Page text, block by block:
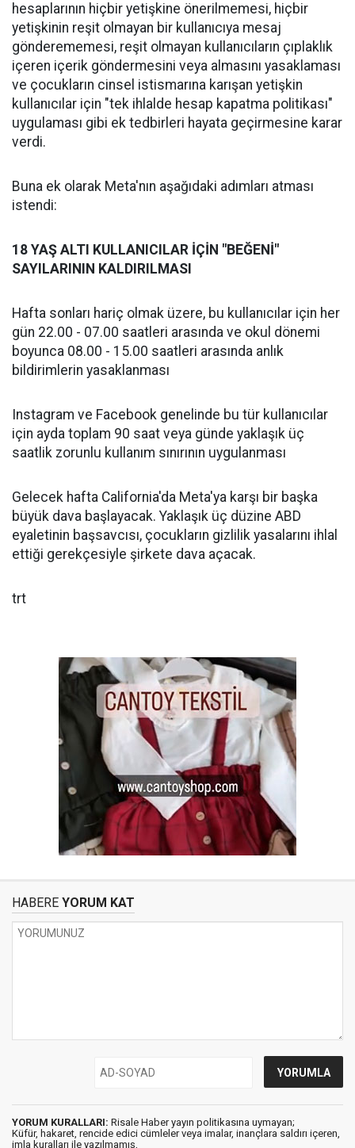
hesaplarının hiçbir yetişkine önerilmemesi, hiçbir
yetişkinin reşit olmayan bir kullanıcıya mesaj
gönderememesi, reşit olmayan kullanıcıların çıplaklık
içeren içerik göndermesini veya almasını yasaklaması
ve çocukların cinsel istismarına karışan yetişkin
kullanıcılar için "tek ihlalde hesap kapatma politikası"
uygulaması gibi ek tedbirleri hayata geçirmesine karar
verdi.
Buna ek olarak Meta'nın aşağıdaki adımları atması
istendi:
18 YAŞ ALTI KULLANICILAR İÇİN "BEĞENİ"
SAYILARININ KALDIRILMASI
Hafta sonları hariç olmak üzere, bu kullanıcılar için her
gün 22.00 - 07.00 saatleri arasında ve okul dönemi
boyunca 08.00 - 15.00 saatleri arasında anlık
bildirimlerin yasaklanması
Instagram ve Facebook genelinde bu tür kullanıcılar
için ayda toplam 90 saat veya günde yaklaşık üç
saatlik zorunlu kullanım sınırının uygulanması
Gelecek hafta California'da Meta'ya karşı bir başka
büyük dava başlayacak. Yaklaşık üç düzine ABD
eyaletinin başsavcısı, çocukların gizlilik yasalarını ihlal
ettiği gerekçesiyle şirkete dava açacak.
trt
HABERE YORUM KAT
YORUM KURALLARI: Risale Haber yayın politikasına uymayan;
Küfür, hakaret, rencide edici cümleler veya imalar, inançlara saldırı içeren,
imla kuralları ile yazılmamış,